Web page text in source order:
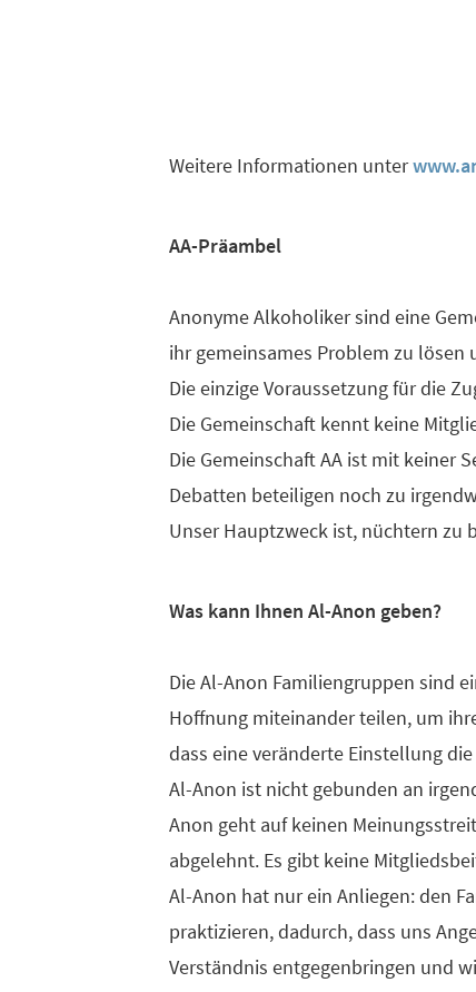
Weitere Informationen unter
AA-Präambel
Anonyme Alkoholiker sind eine
ihr gemeinsames Problem zu
Die einzige Voraussetzung für die
Die Gemeinschaft kennt keine
Die Gemeinschaft AA ist mit keiner
Debatten beteiligen noch zu
Unser Hauptzweck ist, nüchtern
Was kann Ihnen Al-Anon geben?
Die Al-Anon Familiengruppen sind
Hoffnung miteinander teilen, um
dass eine veränderte Einstellung
Al-Anon ist nicht gebunden an
Anon geht auf keinen
abgelehnt. Es gibt keine
Al-Anon hat nur ein Anliegen: den
praktizieren, dadurch, dass uns
Verständnis entgegenbringen und